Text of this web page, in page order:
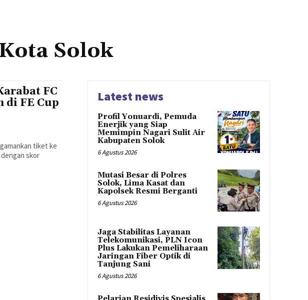
Solok
FC
FE Cup
tiket ke
skor
Latest news
Profil Yonuardi, Pemuda
Enerjik yang Siap
Memimpin Nagari Sulit Air
Kabupaten Solok
6 Agustus 2026
Mutasi Besar di Polres
Solok, Lima Kasat dan
Kapolsek Resmi Berganti
6 Agustus 2026
Jaga Stabilitas Layanan
Telekomunikasi, PLN Icon
Plus Lakukan Pemeliharaan
Jaringan Fiber Optik di
Tanjung Sani
6 Agustus 2026